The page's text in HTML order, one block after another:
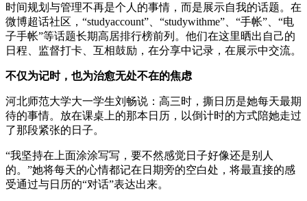
时间规划与管理不再是个人的事情，而是展示自我的话题。在
微博超话社区，“studyaccount”、“studywithme”、“手帐”、“电
子手帐”等话题长期高居排行榜前列。他们在这里晒出自己的
日程、监督打卡、互相鼓励，在分享中记录，在展示中交流。
不仅为记时，也为治愈无处不在的焦虑
河北师范大学大一学生刘畅说：高三时，撕日历是她每天最期
待的事情。放在课桌上的那本日历，以倒计时的方式陪她走过
了那段紧张的日子。
“我坚持在上面涂涂写写，要不然感觉日子好像还是别人
的。”她将每天的心情都记在日期旁的空白处，将最直接的感
受通过与日历的“对话”表达出来。